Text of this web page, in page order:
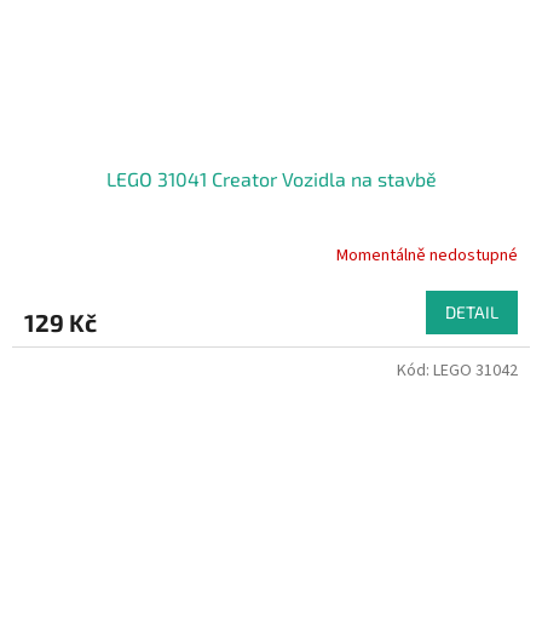
LEGO 31041 Creator Vozidla na stavbě
Momentálně nedostupné
129 Kč DETAIL
Kód: LEGO 31042